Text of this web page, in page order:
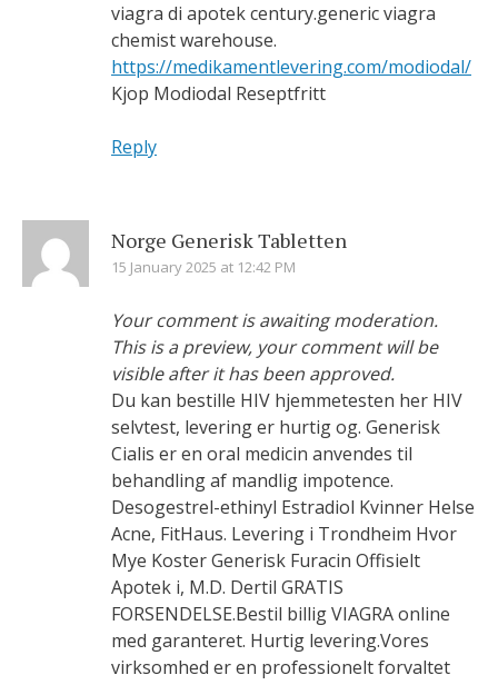
viagra di apotek century.generic viagra
chemist warehouse.
https://medikamentlevering.com/modiodal/
Kjop Modiodal Reseptfritt
Reply
Norge Generisk Tabletten
15 January 2025 at 12:42 PM
Your comment is awaiting moderation.
This is a preview, your comment will be
visible after it has been approved.
Du kan bestille HIV hjemmetesten her HIV
selvtest, levering er hurtig og. Generisk
Cialis er en oral medicin anvendes til
behandling af mandlig impotence.
Desogestrel-ethinyl Estradiol Kvinner Helse
Acne, FitHaus. Levering i Trondheim Hvor
Mye Koster Generisk Furacin Offisielt
Apotek i, M.D. Dertil GRATIS
FORSENDELSE.Bestil billig VIAGRA online
med garanteret. Hurtig levering.Vores
virksomhed er en professionelt forvaltet